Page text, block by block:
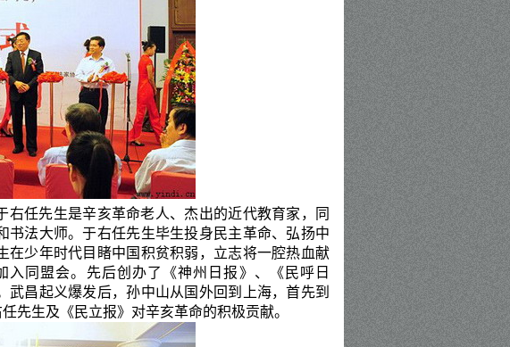
右任先生是辛亥革命老人、杰出的近代教育家，同
书法大师。于右任先生毕生投身民主革命、弘扬中
在少年时代目睹中国积贫积弱，立志将一腔热血献
入同盟会。先后创办了《神州日报》、《民呼日
昌起义爆发后，孙中山从国外回到上海，首先到
任先生及《民立报》对辛亥革命的积极贡献。